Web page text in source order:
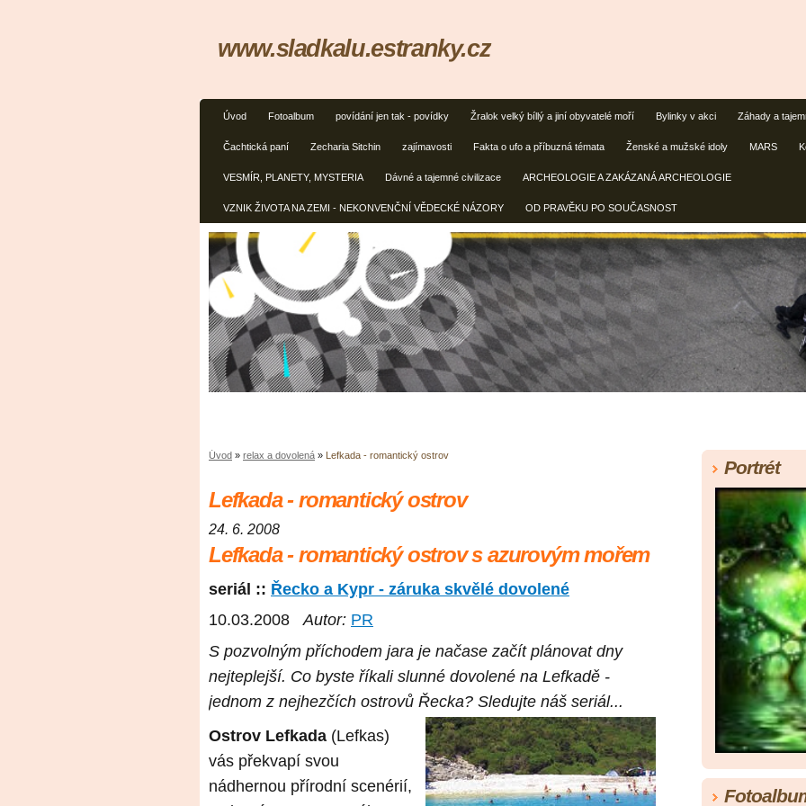
Úvod Fotoalbum povídání jen tak - povídky Žralok velký bíllý a jiní obyvatelé moří Bylinky v akci Záhady a
Čachtická paní Zecharia Sitchin zajímavosti Fakta o ufo a příbuzná témata Ženské a mužské idoly MARS
VESMÍR, PLANETY, MYSTERIA Dávné a tajemné civilizace ARCHEOLOGIE A ZAKÁZANÁ ARCHEOLOGIE
VZNIK ŽIVOTA NA ZEMI - NEKONVENČNÍ VĚDECKÉ NÁZORY OD PRAVĚKU PO SOUČASNOST
www.sladkalu.estranky.cz
Úvod » relax a dovolená » Lefkada - romantický ostrov
Lefkada - romantický ostrov
24. 6. 2008
Lefkada - romantický ostrov s azurovým mořem
seriál :: Řecko a Kypr - záruka skvělé dovolené
10.03.2008Autor: PR
S pozvolným příchodem jara je načase začít plánovat dny
nejteplejší. Co byste říkali slunné dovolené na Lefkadě -
jednom z nejhezčích ostrovů Řecka? Sledujte náš seriál...
Ostrov Lefkada (Lefkas)
vás překvapí svou
nádhernou přírodní scenérií,
Portrét